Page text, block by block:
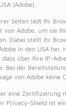
(Adobe).
Seiten lädt Ihr
von Adobe, um sie
Dabei stellt Ihr
in den USA her.
dass über Ihre IP-
Bei der
von Adobe keine
eine Zertifizierung
Privacy-Shield ist